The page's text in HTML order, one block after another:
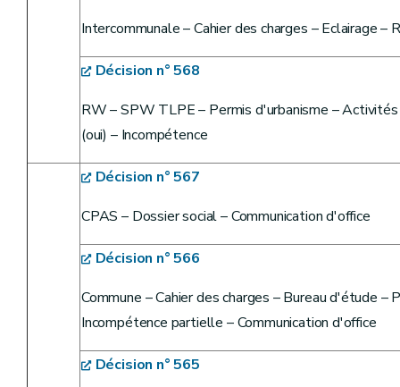
Intercommunale – Cahier des charges – Eclairage –
Décision n° 568
RW – SPW TLPE – Permis d'urbanisme –
(oui) – Incompétence
Décision n° 567
CPAS – Dossier social – Communication d'office
Décision n° 566
Commune – Cahier des charges – Bureau d'étude
Incompétence partielle – Communication d'office
Décision n° 565